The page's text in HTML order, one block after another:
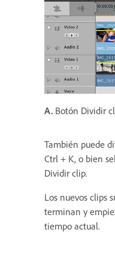
A. Botón Dividir
También puede
Ctrl + K, o bien
Dividir clip.
Los nuevos clips
terminan y
tiempo actual.